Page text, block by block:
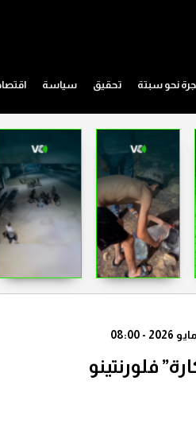
نحو سبتة تحقيق سياسة
فلورنتينو